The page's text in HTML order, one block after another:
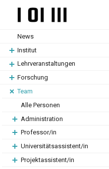
springen
springen
News
Institut
Lehrveranstaltungen
Forschung
Team
Alle Personen
Administration
Professor/in
Universitätsassistent/in
Projektassistent/in